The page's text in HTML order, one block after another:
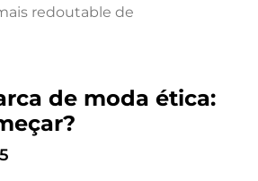
redoutable de
de moda ética: